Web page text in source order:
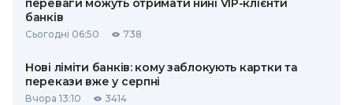
переваги можуть отримати нині VIP-клієнти
банків
Сьогодні 06:50 738
Нові ліміти банків: кому заблокують картки та
перекази вже у серпні
Вчора 13:10 3414